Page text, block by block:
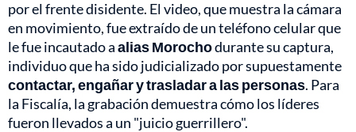
por el frente disidente. El video, que muestra la cámara
en movimiento, fue extraído de un teléfono celular que
le fue incautado aalias Morochodurante su captura,
individuo que ha sido judicializado por supuestamente
contactar, engañar y trasladar a las personas. Para
la Fiscalía, la grabación demuestra cómo los líderes
fueron llevados a un "juicio guerrillero".